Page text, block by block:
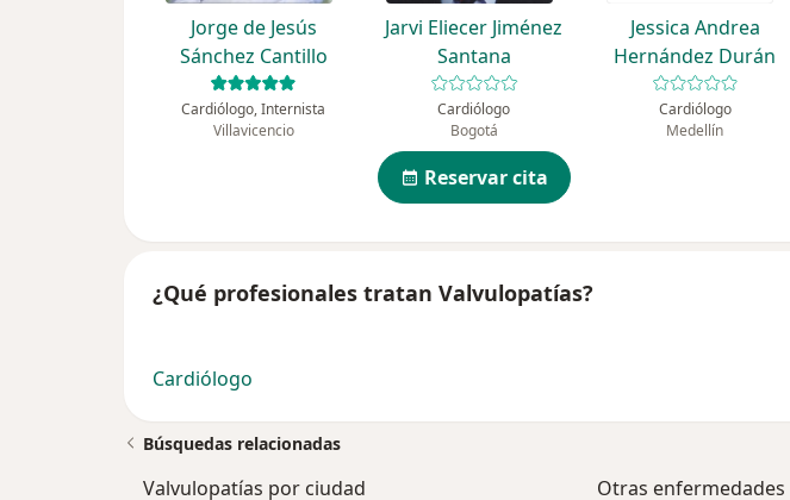
Jorge de Jesús
Sánchez Cantillo
Cardiólogo, Internista
Villavicencio
Jarvi Eliecer Jiménez
Santana
Cardiólogo
Bogotá
Reservar cita
Jessica Andrea
Hernández Durán
Cardiólogo
Medellín
¿Qué profesionales tratan Valvulopatías?
Cardiólogo
Búsquedas relacionadas
Valvulopatías por ciudad
Otras enfermedades